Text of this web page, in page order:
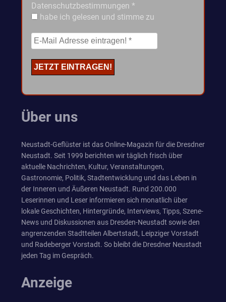
Datenschutzbestimmungen *
habe ich gelesen und stimme zu
Über uns
Neustadt-Geflüster ist das Online-Magazin für die Dresdner
Neustadt. Seit 1999 berichten wir täglich frisch über
aktuelle Nachrichten, Kultur, Veranstaltungen,
Gastronomie, Politik, Stadtentwicklung und das Leben in
der Inneren und Äußeren Neustadt. Rund 200.000
Leserinnen und Leser informieren sich monatlich über
lokale Geschichten, Hintergründe, Interviews, Tipps, Szene-
News und Diskussionen aus Dresden-Neustadt sowie den
angrenzenden Stadtteilen Albertstadt, Leipziger Vorstadt
und Radeberger Vorstadt. So bleibt die Dresdner Neustadt
jeden Tag im Gespräch.
Anzeige